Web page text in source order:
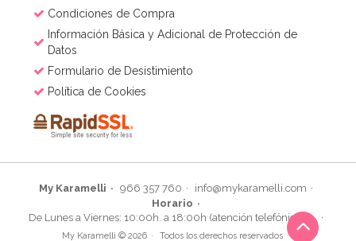
Condiciones de Compra
Información Básica y Adicional de Protección de
Datos
Formulario de Desistimiento
Política de Cookies
My Karamelli 966 357 760
info@mykaramelli.com
Horario
De Lunes a Viernes: 10:00h. a 18:00h (atención telefónica)
My Karamelli © 2026 Todos los derechos reservados